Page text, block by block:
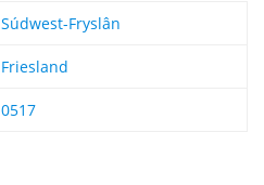
Súdwest-Fryslân
Friesland
0517